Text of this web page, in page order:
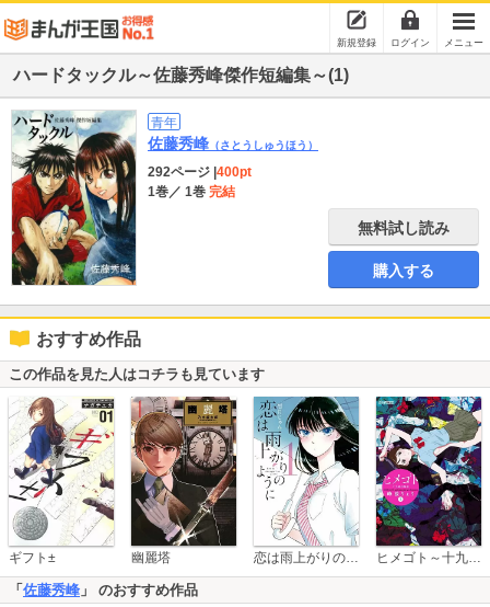
新規登録 ログイン メニュー
ハードタックル～佐藤秀峰傑作短編集～(1)
青年
佐藤秀峰 （さとうしゅうほう）
292ページ 400pt
1巻／ 1巻 完結
無料試し読み
購入する
おすすめ作品
この作品を見た人はコチラも見ています
ギフト± 幽麗塔 恋は雨上がりのように ヒメゴト～十九歳の制服～
「 佐藤秀峰 」 のおすすめ作品